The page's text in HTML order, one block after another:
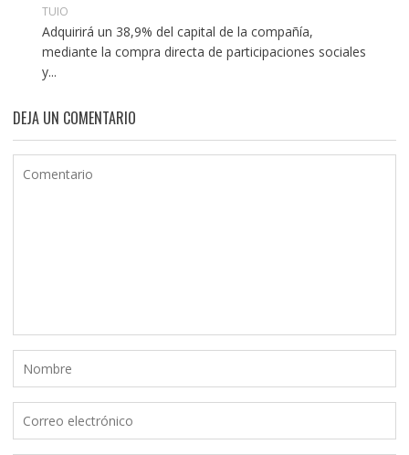
TUIO
Adquirirá un 38,9% del capital de la compañía,
mediante la compra directa de participaciones sociales
y...
DEJA UN COMENTARIO